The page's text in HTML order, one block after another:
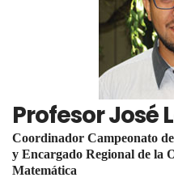
Profesor José
Coordinador Campeonato
y Encargado Regional de la
Matemática